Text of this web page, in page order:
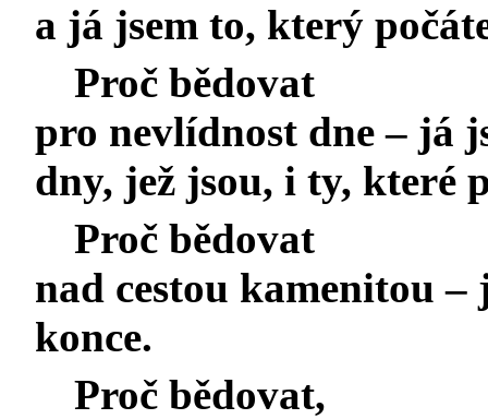
a já jsem to, který
Proč bědovat
pro nevlídnost dne – já
dny, jež jsou, i ty, které
Proč bědovat
nad cestou kamenitou
konce.
Proč bědovat,